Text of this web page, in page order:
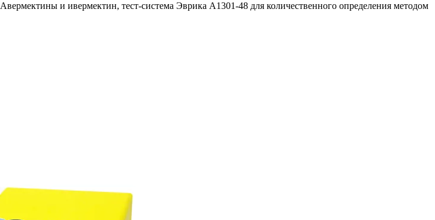
Авермектины и ивермектин, тест-система Эврика A1301-48 для количественного определения методом